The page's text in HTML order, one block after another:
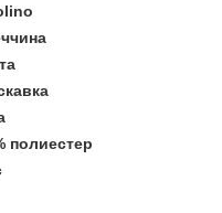
полиестер